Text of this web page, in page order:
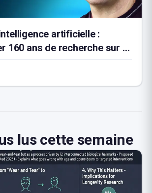
artificielle :
160 ans de recherche sur le
lus cette semaine